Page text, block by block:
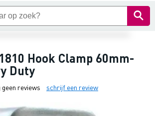
Hook Clamp 60mm-
Duty
geen reviews schrijf een review